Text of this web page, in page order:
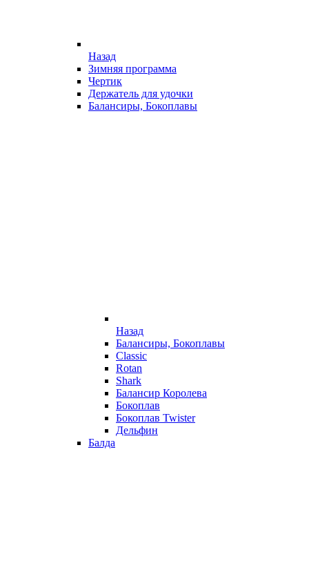
Назад
Зимняя программа
Чертик
Держатель для удочки
Балансиры, Бокоплавы
Назад
Балансиры, Бокоплавы
Classic
Rotan
Shark
Балансир Королева
Бокоплав
Бокоплав Twister
Дельфин
Балда